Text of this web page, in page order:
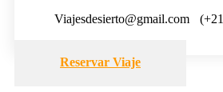
Viajesdesierto@gmail.com
Reservar Viaje